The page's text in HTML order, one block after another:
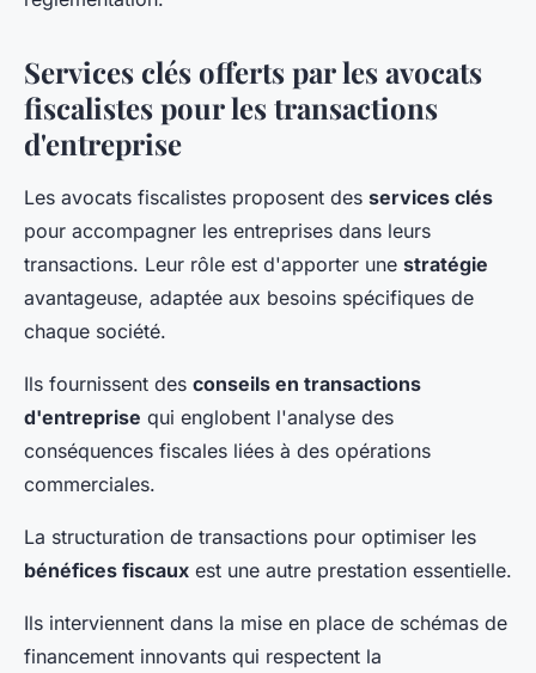
Services clés offerts par les avocats
fiscalistes pour les transactions
d'entreprise
Les avocats fiscalistes proposent des services clés
pour accompagner les entreprises dans leurs
transactions. Leur rôle est d'apporter une stratégie
avantageuse, adaptée aux besoins spécifiques de
chaque société.
Ils fournissent des conseils en transactions
d'entreprise qui englobent l'analyse des
conséquences fiscales liées à des opérations
commerciales.
La structuration de transactions pour optimiser les
bénéfices fiscaux est une autre prestation essentielle.
Ils interviennent dans la mise en place de schémas de
financement innovants qui respectent la